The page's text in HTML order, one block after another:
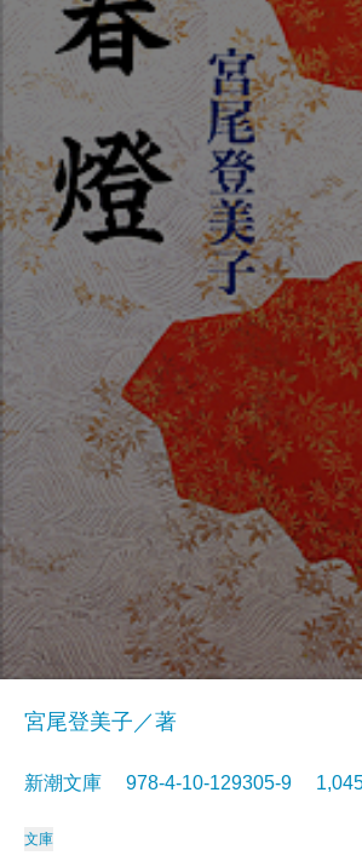
宮尾登美子／著
新潮文庫 978-4-10-129305-9
文庫